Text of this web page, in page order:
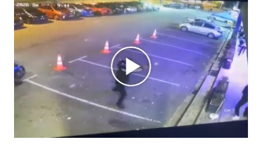
berlaku pertikaman lidah antara kedua-dua pihak. Video
berkenaan kini tular di media sosial dan mendapat pelbagai
reaksi orang ramai. Antara komen orang awam yang tular di
media sosial mengenai insiden tersebut ialah ramai yang
meluahkan rasa marah terhadap tindakan lelaki berkenaan
serta memuji pemandu Grab kerana campur tangan.
Sebahagian netizen turut meminta pihak berkuasa
mengambil tindakan tegas, manakala ada yang bersimpati
terhadap wanita dipercayai menjadi mangs...